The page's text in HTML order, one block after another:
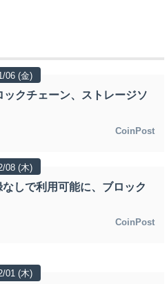
06 (金)
クチェーン、ストレージソ
CoinPost
08 (木)
しで利用可能に、ブロック
CoinPost
01 (木)